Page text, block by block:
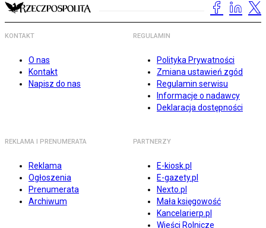
KONTAKT
O nas
Kontakt
Napisz do nas
REGULAMIN
Polityka Prywatności
Zmiana ustawień zgód
Regulamin serwisu
Informacje o nadawcy
Deklaracja dostępności
REKLAMA I PRENUMERATA
Reklama
Ogłoszenia
Prenumerata
Archiwum
PARTNERZY
E-kiosk.pl
E-gazety.pl
Nexto.pl
Mała księgowość
Kancelarierp.pl
Wieści Rolnicze